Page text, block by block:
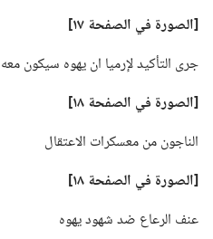
‏[الصورة في الصفحة ١٧]‏
جرى التأكيد لإرميا ان يهوه سيكون معه
‏[الصورة في الصفحة ١٨]‏
الناجون من معسكرات الاعتقال
‏[الصورة في الصفحة ١٨]‏
عنف الرعاع ضد شهود يهوه